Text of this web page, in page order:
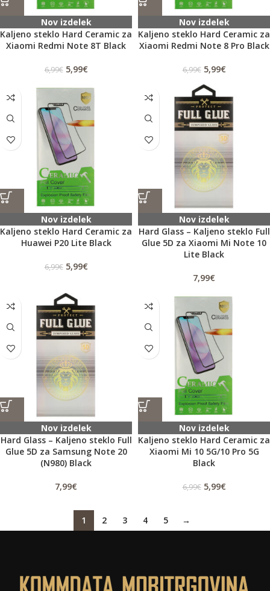
Nov izdelek
Kaljeno steklo Hard Ceramic za
Xiaomi Redmi Note 8T Black
6,99€ 5,99€
Nov izdelek
Kaljeno steklo Hard Ceramic za
Xiaomi Redmi Note 8 Pro Black
6,99€ 5,99€
Nov izdelek
Kaljeno steklo Hard Ceramic za
Huawei P20 Lite Black
6,99€ 5,99€
Nov izdelek
Hard Glass – Kaljeno steklo Full
Glue 5D za Xiaomi Mi Note 10
Lite Black
7,99€
Nov izdelek
Hard Glass – Kaljeno steklo Full
Glue 5D za Samsung Note 20
(N980) Black
7,99€
Nov izdelek
Kaljeno steklo Hard Ceramic za
Xiaomi Mi 10 5G/10 Pro 5G
Black
6,99€ 5,99€
1 2 3 4 5 →